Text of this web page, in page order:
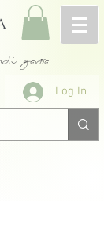
garða
Log In